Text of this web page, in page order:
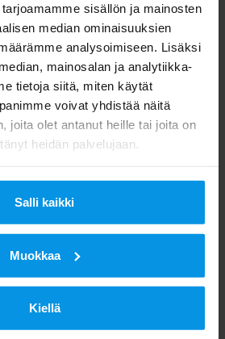
sisällön ja mainosten
median ominaisuuksien
analysoimiseen. Lisäksi
mainosalan ja analytiikka-
tietoja siitä, miten käytät
voivat yhdistää näitä
joita olet antanut heille tai joita on
heidän palvelujaan.
Salli kaikki
Muokkaa
Kiellä
suunnittelu,
ja
hallinta
käyttöönotto